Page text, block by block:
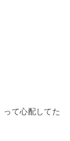
って心配してた